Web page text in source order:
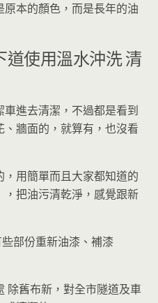
本的顏色，而是長年的油
使用溫水沖洗 清
進去清潔，不過都是看到
牆面的，就算有，也沒看
用簡單而且大家都知道的
把油污清乾淨，感覺跟新
部份重新油漆、補漆
除舊布新，對全市隧道及車